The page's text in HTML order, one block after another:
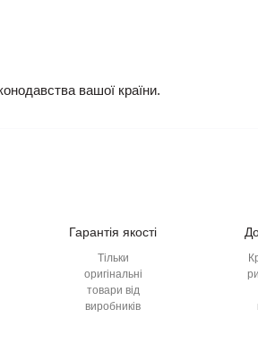
вашої країни.
Гарантія якості
Тільки
оригінальні
товари від
виробників